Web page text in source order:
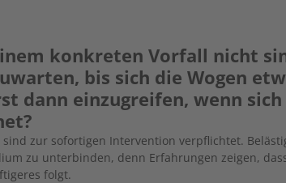
konkreten Vorfall nicht
bis sich die Wogen
dann einzugreifen, wenn
zur sofortigen Intervention verpflichtet.
zu unterbinden, denn Erfahrungen zeigen,
folgt.